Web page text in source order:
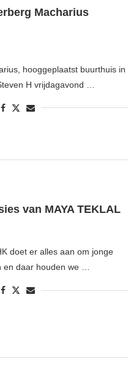
Macharius
hooggeplaatst buurthuis in
H vrijdagavond …
van MAYA TEKLAL
doet er alles aan om jonge
en daar houden we …